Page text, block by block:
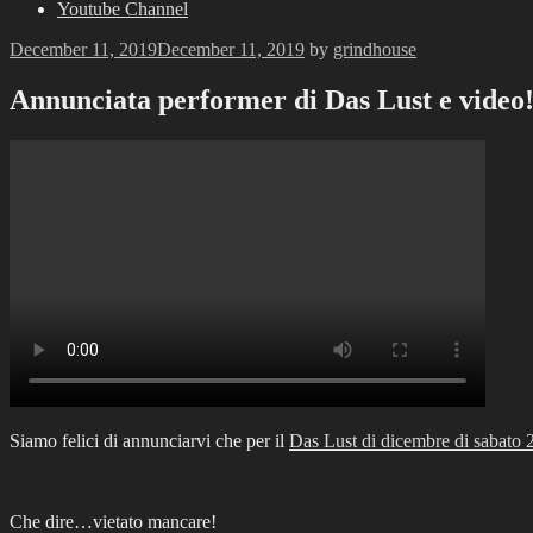
Youtube Channel
Posted
December 11, 2019December 11, 2019 by grindhouse
Annunciata performer di Das Lust e video!
Siamo felici di annunciarvi che per il Das Lust di dicembre di sabato
Che dire…vietato mancare!